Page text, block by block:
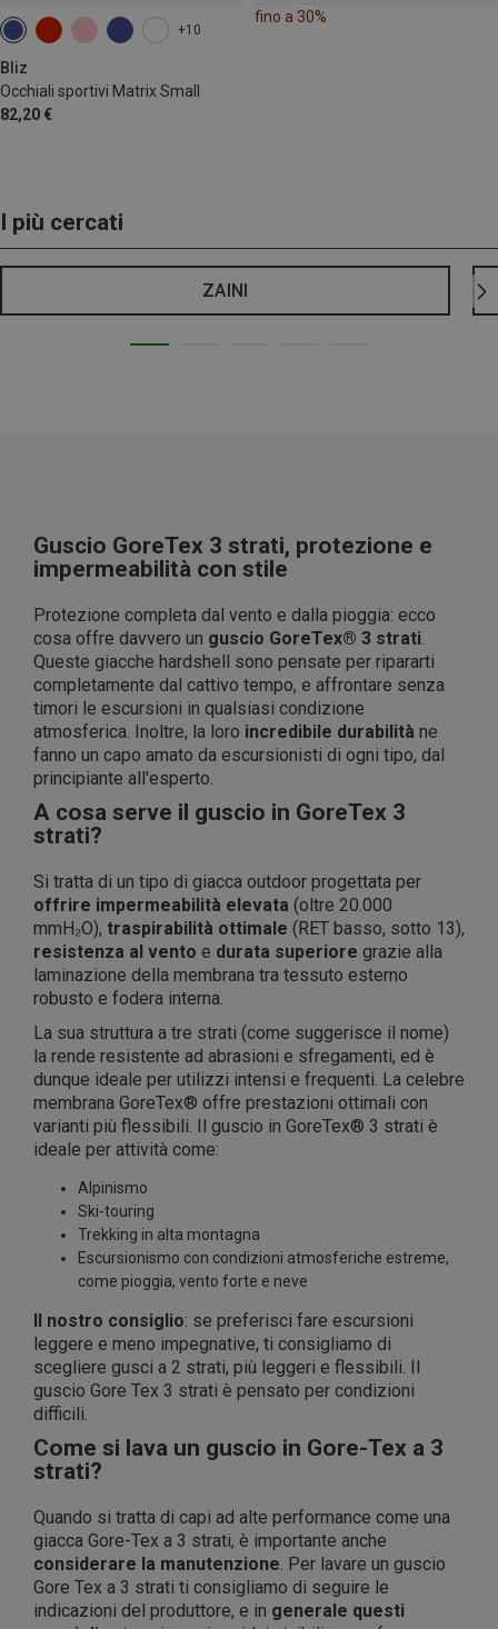
+10
Bliz
Occhiali sportivi Matrix Small
82,20 €
fino a 30%
I più cercati
ZAINI
Guscio GoreTex 3 strati, protezione e
impermeabilità con stile
Protezione completa dal vento e dalla pioggia: ecco
cosa offre davvero un guscio GoreTex® 3 strati.
Queste giacche hardshell sono pensate per ripararti
completamente dal cattivo tempo, e affrontare senza
timori le escursioni in qualsiasi condizione
atmosferica. Inoltre, la loro incredibile durabilità ne
fanno un capo amato da escursionisti di ogni tipo, dal
principiante all'esperto.
A cosa serve il guscio in GoreTex 3
strati?
Si tratta di un tipo di giacca outdoor progettata per
offrire impermeabilità elevata (oltre 20.000
mmH₂O), traspirabilità ottimale (RET basso, sotto 13),
resistenza al vento e durata superiore grazie alla
laminazione della membrana tra tessuto esterno
robusto e fodera interna.
La sua struttura a tre strati (come suggerisce il nome)
la rende resistente ad abrasioni e sfregamenti, ed è
dunque ideale per utilizzi intensi e frequenti. La celebre
membrana GoreTex® offre prestazioni ottimali con
varianti più flessibili. Il guscio in GoreTex® 3 strati è
ideale per attività come:
Alpinismo
Ski-touring
Trekking in alta montagna
Escursionismo con condizioni atmosferiche estreme,
come pioggia, vento forte e neve
Il nostro consiglio: se preferisci fare escursioni
leggere e meno impegnative, ti consigliamo di
scegliere gusci a 2 strati, più leggeri e flessibili. Il
guscio Gore Tex 3 strati è pensato per condizioni
difficili.
Come si lava un guscio in Gore-Tex a 3
strati?
Quando si tratta di capi ad alte performance come una
giacca Gore-Tex a 3 strati, è importante anche
considerare la manutenzione. Per lavare un guscio
Gore Tex a 3 strati ti consigliamo di seguire le
indicazioni del produttore, e in generale questi